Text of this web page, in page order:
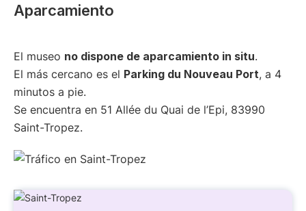
Aparcamiento
El museo no dispone de aparcamiento in situ.
El más cercano es el Parking du Nouveau Port, a 4
minutos a pie.
Se encuentra en 51 Allée du Quai de l’Epi, 83990
Saint-Tropez.